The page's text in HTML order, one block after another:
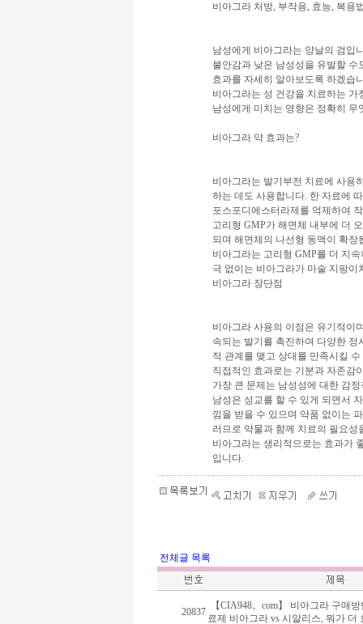
비아그라 처방, 부작용, 효능, 복용
남성에게 비아그라는 양날의 검입
불안감과 낮은 남성성을 유발할
효과를 자세히 알아보도록 하겠습
비아그라는 성 건강을 치료하는
남성에게 미치는 영향은 정확히 무
비아그라 약 효과는?
비아그라는 발기부전 치료에 사용
하는 데도 사용합니다. 한 자료에
포스포디에스터라제를 억제하여
고리형 GMP가 해면체 내부에 더
되며 해면체의 나선형 동맥이 확장
비아그라는 고리형 GMP를 더 지
극 없이는 비아그라가 마술 지팡
비아그라 장단점
비아그라 사용의 이점은 유기적이
속되는 발기를 촉진하여 다양한
적 관계를 맺고 상대를 만족시킬
직접적인 효과로는 기분과 자존감
가장 큰 문제는 남성성에 대한 감
남성은 성교를 할 수 있게 되면서
낌을 받을 수 있으며 약품 없이는
러므로 약물과 함께 치료의 필요성
비아그라는 생리적으로는 효과가
입니다.
전체글 목록
20837
【CIA948。com】 비아그라 구매
료제 비아그라 vs 시알리스, 뭐가 더